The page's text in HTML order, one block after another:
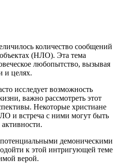
количество сообщений
(НЛО). Эта тема
любопытство, вызывая
и целях.
исследует возможность
важно рассмотреть этот
Некоторые христиане
и встреча с ними могут быть
демоническими
к этой интригующей теме
верой.